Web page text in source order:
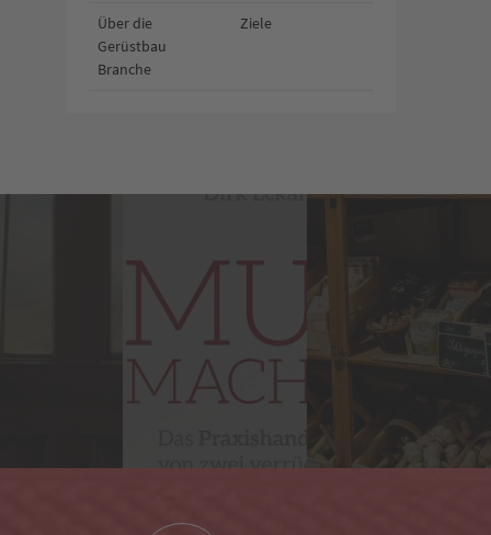
Über die
Gerüstbau
Branche
Ziele